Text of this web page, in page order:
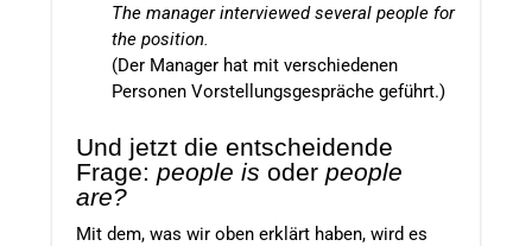
The manager interviewed several people for
the position.
(Der Manager hat mit verschiedenen
Personen Vorstellungsgespräche geführt.)
Und jetzt die entscheidende
Frage: people is oder people
are?
Mit dem, was wir oben erklärt haben, wird es